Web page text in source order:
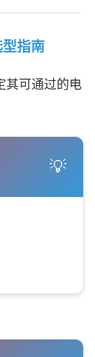
指南
其可通过的电
💡